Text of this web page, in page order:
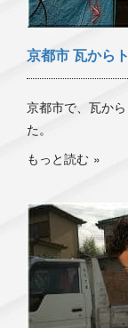
京都市 瓦から
京都市で、瓦か
た。
もっと読む